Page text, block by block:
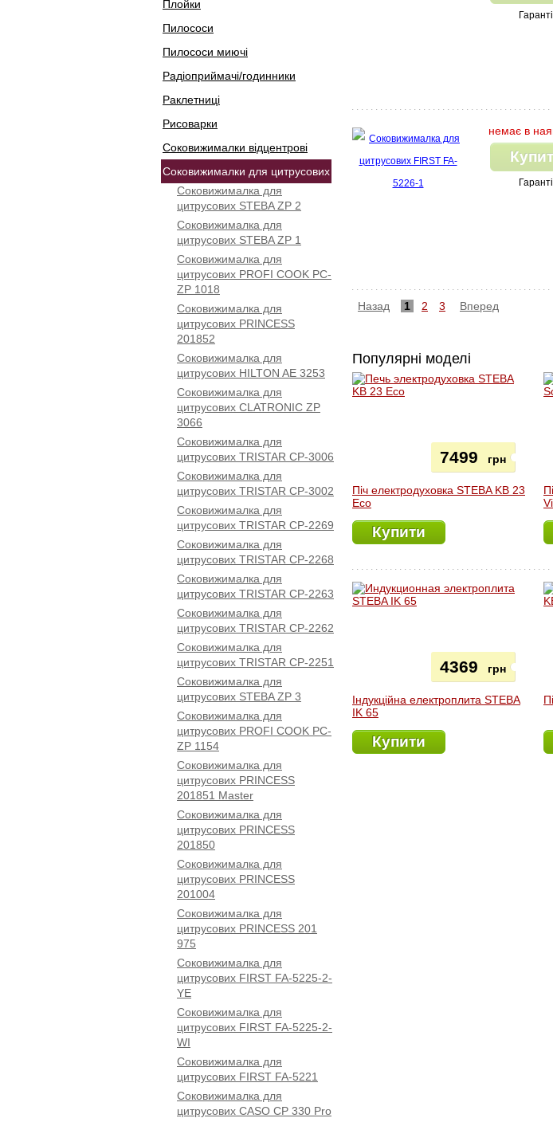
Плойки
Пилососи
Пилососи миючі
Радіоприймачі/годинники
Раклетниці
Рисоварки
Соковижималки відцентрові
Соковижималки для цитрусових
Соковижималка для
цитрусових STEBA ZP 2
Соковижималка для
цитрусових STEBA ZP 1
Соковижималка для
цитрусових PROFI COOK PC-
ZP 1018
Соковижималка для
цитрусових PRINCESS
201852
Соковижималка для
цитрусових HILTON AE 3253
Соковижималка для
цитрусових CLATRONIC ZP
3066
Соковижималка для
цитрусових TRISTAR CP-3006
Соковижималка для
цитрусових TRISTAR CP-3002
Соковижималка для
цитрусових TRISTAR CP-2269
Соковижималка для
цитрусових TRISTAR CP-2268
Соковижималка для
цитрусових TRISTAR CP-2263
Соковижималка для
цитрусових TRISTAR CP-2262
Соковижималка для
цитрусових TRISTAR CP-2251
Соковижималка для
цитрусових STEBA ZP 3
Соковижималка для
цитрусових PROFI COOK PC-
ZP 1154
Соковижималка для
цитрусових PRINCESS
201851 Master
Соковижималка для
цитрусових PRINCESS
201850
Соковижималка для
цитрусових PRINCESS
201004
Соковижималка для
цитрусових PRINCESS 201
975
Соковижималка для
цитрусових FIRST FA-5225-2-
YE
Соковижималка для
цитрусових FIRST FA-5225-2-
WI
Соковижималка для
цитрусових FIRST FA-5221
Соковижималка для
цитрусових CASO CP 330 Pro
немає в
Назад 1 2 3 Вперед
Популярні моделі
Піч електродуховка STEBA KB 23
Eco
7499 грн
Купити
Індукційна електроплита STEBA
IK 65
4369 грн
Купити